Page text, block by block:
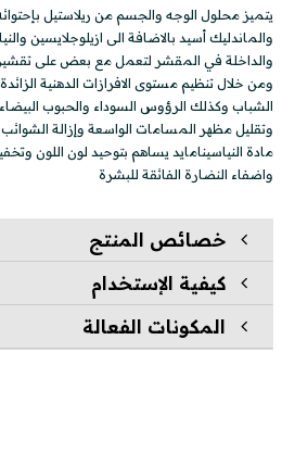
يتميز محلول الوجه والجسم من ريلاستيل
والماندليك أسيد بالاضافة الى ازيلوجلايسين
والداخلة في المقشر لتعمل مع بعض على
ومن خلال تنظيم مستوى الافرازات الدهنية
الشباب وكذلك الرؤوس السوداء والحبوب
وتقليل مظهر المسامات الواسعة وإزالة الشوائب
مادة النياسينامايد يساهم بتوحيد لون اللون
واضفاء النضارة الفائقة للبشرة
خصائص المنتج
كيفية الإستخدام
المكونات الفعالة